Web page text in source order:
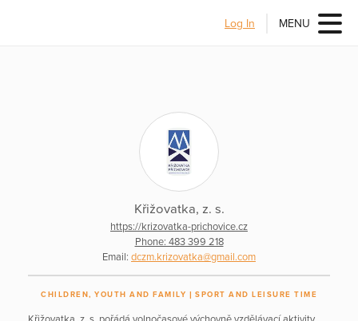
Log In MENU
Křižovatka, z. s.
https://krizovatka-prichovice.cz
Phone: 483 399 218
Email: dczm.krizovatka@gmail.com
CHILDREN, YOUTH AND FAMILY SPORT AND LEISURE TIME